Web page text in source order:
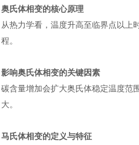
奥氏体相变的核心原理
从热力学看，温度升高至临界点以上
程。
影响奥氏体相变的关键因素
碳含量增加会扩大奥氏体稳定温度范
大。
马氏体相变的定义与特征